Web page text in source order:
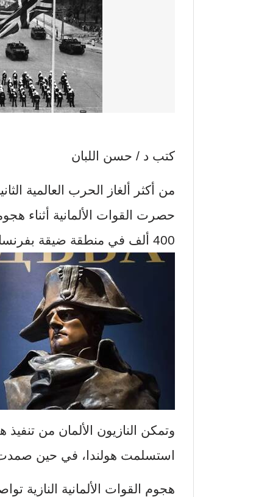
كتب د / حسن اللبان
من أكثر ألغاز الحرب العالمية
حصرت القوات الألمانية أثناء
400 ألف في منطقة ضيقة بفرنسا.
استسلمت هولندا، في حين صمدت